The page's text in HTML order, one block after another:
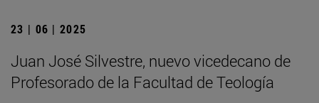
23 | 06 | 2025
Juan José Silvestre, nuevo vicedecano de
Profesorado de la Facultad de Teología